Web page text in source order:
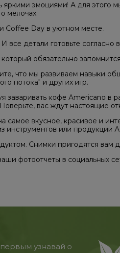
яркими эмоциями! А для этого
мелочах.
Coffee Day в уютном месте.
все детали готовьте согласно
обязательно
что мы развиваем навыки
потока" и других игр.
заваривать кофе Americano в
вас ждут настоящие
самое вкусное, красивое и
инструментов или продукции
Снимки пригодятся вам
фотоотчеты в социальных
узнавай о